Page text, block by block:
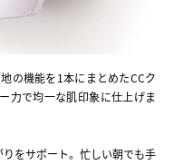
の機能を1本にまとめたCCク
力で均一な肌印象に仕上げま
をサポート。忙しい朝でも手